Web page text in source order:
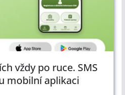
vždy po ruce. SMS
mobilní aplikaci